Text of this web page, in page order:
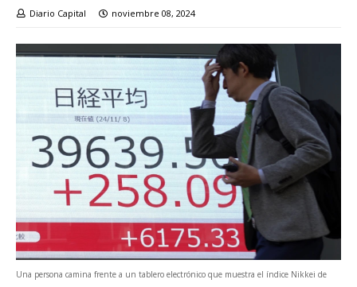
Diario Capital noviembre 08, 2024
Una persona camina frente a un tablero electrónico que muestra el índice Nikkei de